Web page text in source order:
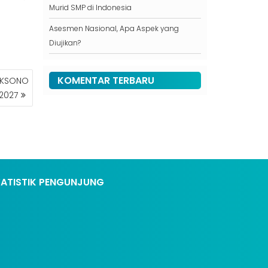
Murid SMP di Indonesia
Asesmen Nasional, Apa Aspek yang
Diujikan?
KOMENTAR TERBARU
PENGUNJUNG